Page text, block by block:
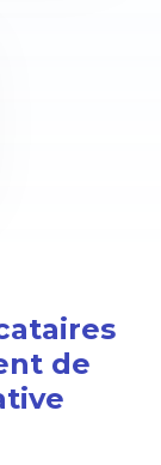
de